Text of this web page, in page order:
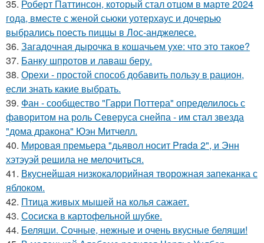
35. Роберт Паттинсон, который стал отцом в марте 2024
года, вместе с женой сьюки уотерхаус и дочерью
выбрались поесть пиццы в Лос-анджелесе.
36. Загадочная дырочка в кошачьем ухе: что это такое?
37. Банку шпротов и лаваш беру.
38. Орехи - простой способ добавить пользу в рацион,
если знать какие выбрать.
39. Фан - сообщество "Гарри Поттера" определилось с
фаворитом на роль Северуса снейпа - им стал звезда
"дома дракона" Юэн Митчелл.
40. Мировая премьера "дьявол носит Prada 2", и Энн
хэтэуэй решила не мелочиться.
41. Вкуснейшая низкокалорийная творожная запеканка с
яблоком.
42. Птица живых мышей на колья сажает.
43. Сосиска в картофельной шубке.
44. Беляши. Сочные, нежные и очень вкусные беляши!